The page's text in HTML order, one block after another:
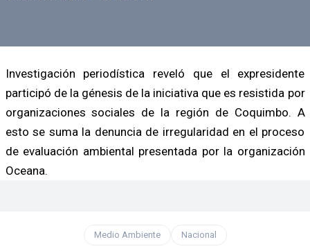
Investigación periodística reveló que el expresidente
participó de la génesis de la iniciativa que es resistida por
organizaciones sociales de la región de Coquimbo. A
esto se suma la denuncia de irregularidad en el proceso
de evaluación ambiental presentada por la organización
Oceana.
Medio Ambiente Nacional